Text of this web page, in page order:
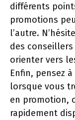
différents
promotions
l’autre.
des
orienter vers
Enfin, pensez
lorsque vous
en promotion,
rapidement